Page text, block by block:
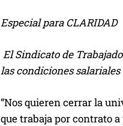
Especial para CLARIDAD
El Sindicato de
las condiciones
“Nos quieren cerrar la
que trabaja por contrato